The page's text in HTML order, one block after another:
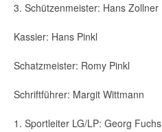
3. Schützenmeister: Hans Zollner
Kassier: Hans Pinkl
Schatzmeister: Romy Pinkl
Schriftführer: Margit Wittmann
1. Sportleiter LG/LP: Georg Fuchs